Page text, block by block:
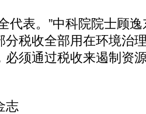
表。”中科院院士顾逸
分税收全部用在环境治
必须通过税收来遏制资
志